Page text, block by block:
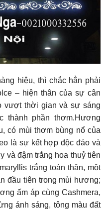
hiệu, thì chắc hẳn phải
– hiện thân của sự cân
vượt thời gian và sự sáng
thành phần thơm.Hương
có mùi thơm bùng nổ của
là sự kết hợp độc đáo và
và đậm trắng hoa thuỷ tiên
trắng toàn thân, một
đầu tiên trong mùi hương;
ấm áp cùng Cashmera,
ánh sáng, tông màu đất